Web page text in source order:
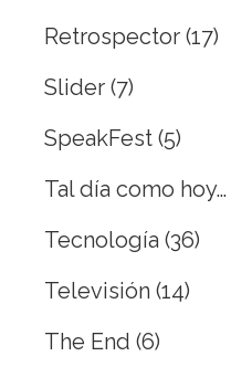
Retrospector (17)
Slider (7)
SpeakFest (5)
Tal día como hoy…
Tecnología (36)
Televisión (14)
The End (6)